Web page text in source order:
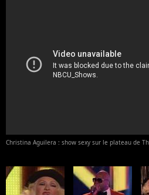
Christina Aguilera : show sexy sur le plateau de